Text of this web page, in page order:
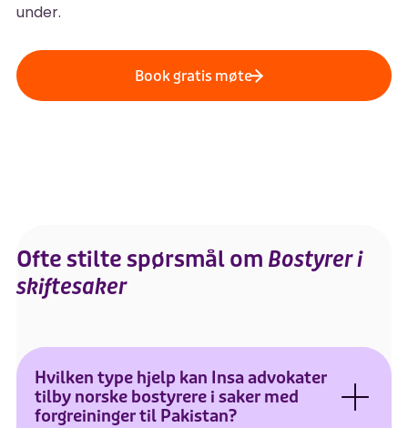
under.
Book gratis møte
Ofte stilte spørsmål om Bostyrer i
skiftesaker
Hvilken type hjelp kan Insa advokater
tilby norske bostyrere i saker med
forgreininger til Pakistan?